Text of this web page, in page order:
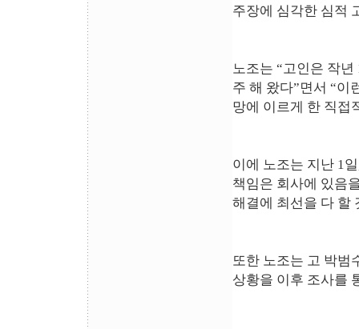
주장에 심각한 심적
노조는 “고인은 작
주 해 왔다”면서 “이
망에 이르게 한 직접
이에 노조는 지난 1
책임은 회사에 있음
해결에 최선을 다 할
또한 노조는 고 박범
상황을 이후 조사를